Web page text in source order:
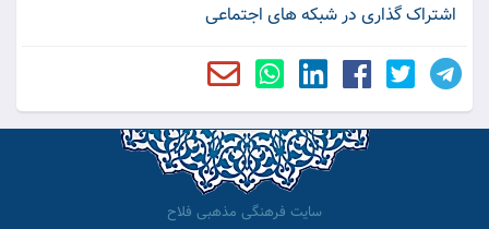
اشتراک گذاری در شبکه های اجتماعی
سایت فرهنگی مذهبی فلاح